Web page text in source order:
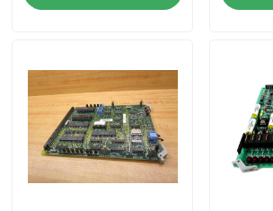
Über uns
Fabrik-Ausflug